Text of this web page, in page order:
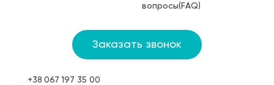
вопросы(FAQ)
Заказать звонок
+38 067 197 35 00